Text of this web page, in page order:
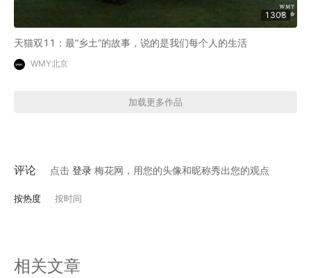
1308
天猫双11：最“乡土”的故事，说的是我们每个人的生活
WMY北京
加载更多作品
评论 点击 登录 梅花网，用您的头像和昵称秀出您的观点
按热度 按时间
相关文章